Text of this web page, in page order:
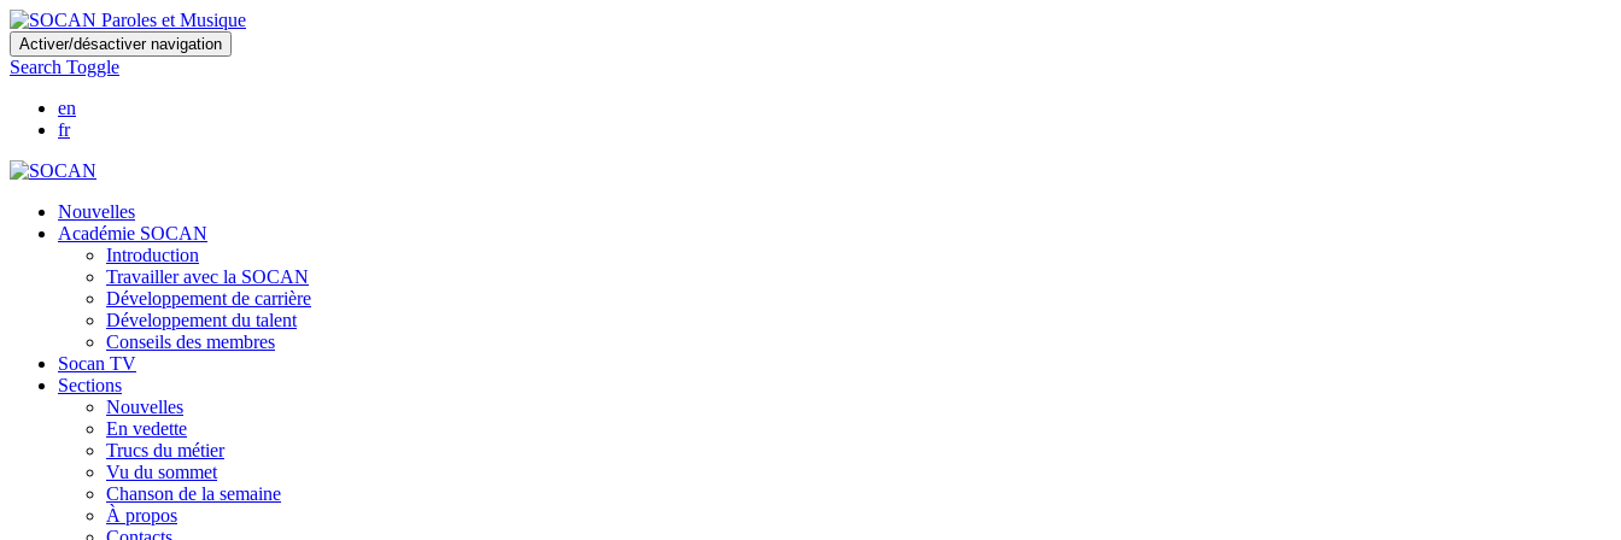
Skip
to
main
content
Activer/désactiver navigation
Search Toggle
en
fr
Nouvelles
Académie SOCAN
Introduction
Travailler avec la SOCAN
Développement de carrière
Développement du talent
Conseils des membres
Socan TV
Sections
Nouvelles
En vedette
Trucs du métier
Vu du sommet
Chanson de la semaine
À propos